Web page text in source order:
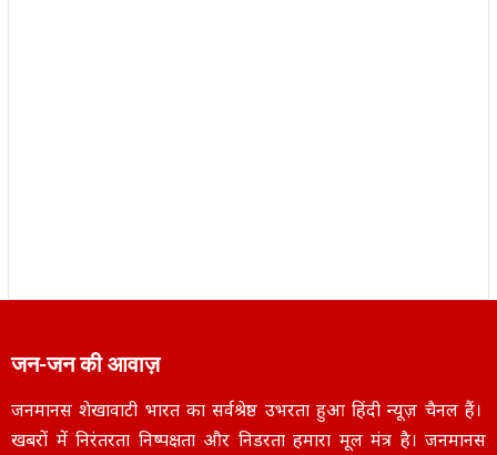
जन-जन की आवाज़
जनमानस शेखावाटी भारत का सर्वश्रेष्ठ उभरता हुआ हिंदी न्यूज़ चैनल हैं।
खबरों में निरंतरता निष्पक्षता और निडरता हमारा मूल मंत्र है। जनमानस